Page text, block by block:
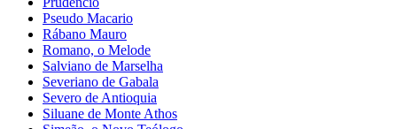
Pseudo Macario
Rábano Mauro
Romano, o Melode
Salviano de Marselha
Severiano de Gabala
Severo de Antioquia
Siluane de Monte Athos